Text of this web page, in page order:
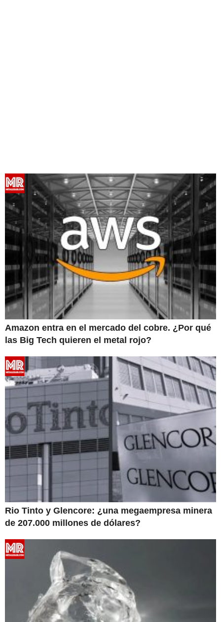
Amazon entra en el mercado del cobre. ¿Por qué
las Big Tech quieren el metal rojo?
Rio Tinto y Glencore: ¿una megaempresa minera
de 207.000 millones de dólares?